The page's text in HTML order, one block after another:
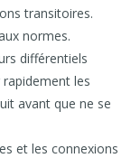
transitoires.
normes.
différentiels
les
avant que ne se
et les connexions